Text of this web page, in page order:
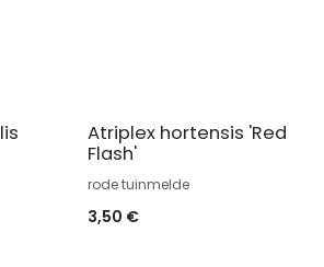
Atriplex hortensis 'Red
Flash'
rode tuinmelde
3,50 €